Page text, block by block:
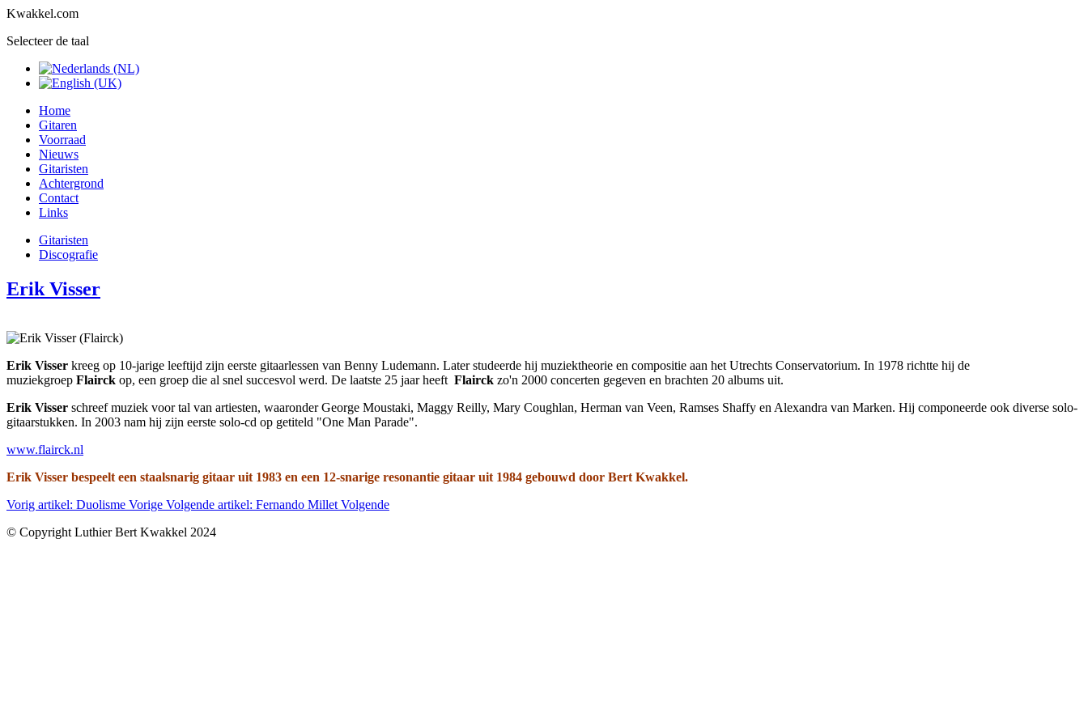
Kwakkel.com
Selecteer de taal
Home
Gitaren
Voorraad
Nieuws
Gitaristen
Achtergrond
Contact
Links
Gitaristen
Discografie
Erik Visser
Erik Visser kreeg op 10-jarige leeftijd zijn eerste gitaarlessen van Benny Ludemann. Later studeerde hij muziektheorie en compositie aan het Utrechts Conservatorium. In 1978 richtte hij de
muziekgroep Flairck op, een groep die al snel succesvol werd. De laatste 25 jaar heeft Flairck zo'n 2000 concerten gegeven en brachten 20 albums uit.
Erik Visser schreef muziek voor tal van artiesten, waaronder George Moustaki, Maggy Reilly, Mary Coughlan, Herman van Veen, Ramses Shaffy en Alexandra van Marken. Hij componeerde ook diverse solo-
gitaarstukken. In 2003 nam hij zijn eerste solo-cd op getiteld "One Man Parade".
www.flairck.nl
Erik Visser bespeelt een staalsnarig gitaar uit 1983 en een 12-snarige resonantie gitaar uit 1984 gebouwd door Bert Kwakkel.
Vorig artikel: Duolisme Vorige Volgende artikel: Fernando Millet Volgende
© Copyright Luthier Bert Kwakkel 2024